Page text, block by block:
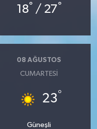
18° / 27°
08 AĞUSTOS
CUMARTESI
23°
Güneşli